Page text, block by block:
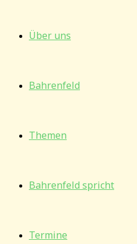
Über uns
Bahrenfeld
Themen
Bahrenfeld spricht
Termine